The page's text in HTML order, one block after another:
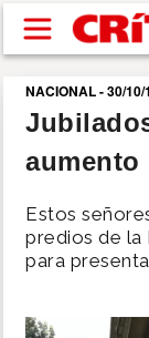
Pasar al
SUCESOS
NACIONAL
NACIONAL - 30/
aumento
Estos
predios de la
para